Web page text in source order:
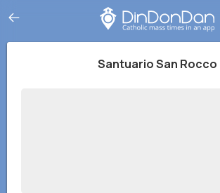
Santuario San Rocco